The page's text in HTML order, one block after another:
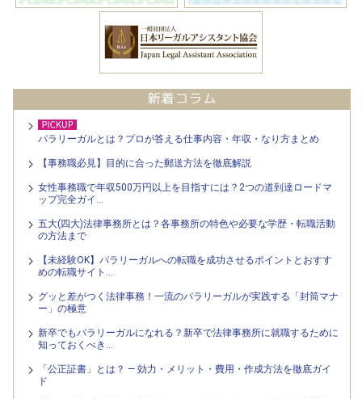
パラリーガルとは？プロが答える仕事内容・年収・なり方まとめ
【事務職必見】目的に合った郵送方法を徹底解説
女性事務職で年収500万円以上を目指すには？2つの道到達ロードマ
ップ完全ガイ…
五大(四大)法律事務所とは？各事務所の特色や必要な学歴・転職活動
の方法まで
【未経験OK】パラリーガルへの転職を成功させるポイントとおすす
めの転職サイト…
グッと差がつく法律事務！一流のパラリーガルが実践する「封筒マナ
ー」の極意
新卒でもパラリーガルになれる？新卒で法律事務所に就職するために
知っておくべき…
「公正証書」とは？ — 効力・メリット・費用・作成方法を徹底ガイ
ド